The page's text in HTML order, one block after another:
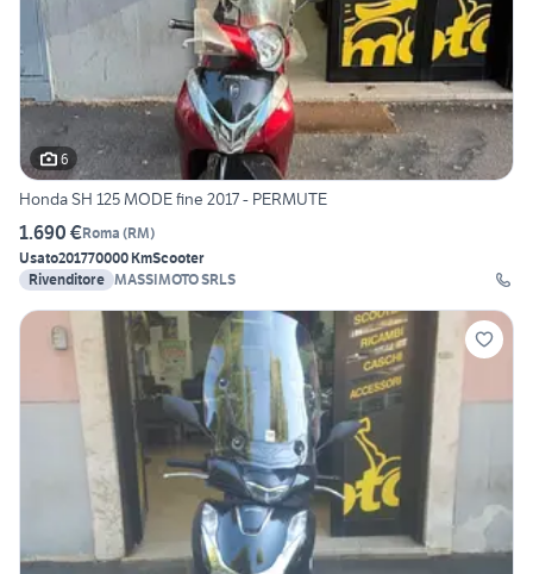
6
Honda SH 125 MODE fine 2017 - PERMUTE
1.690 €Roma (RM)
Usato201770000 KmScooter
Rivenditore MASSIMOTO SRLS